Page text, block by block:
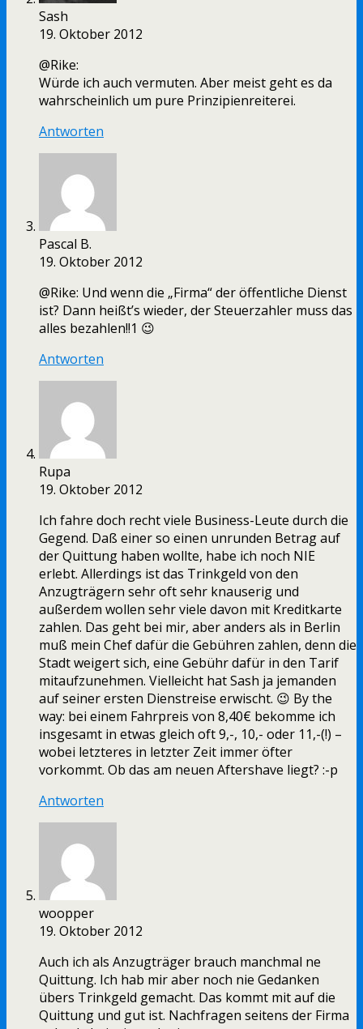
Sash
19. Oktober 2012
@Rike:
Würde ich auch vermuten. Aber meist geht es da
wahrscheinlich um pure Prinzipienreiterei.
Antworten
Pascal B.
19. Oktober 2012
@Rike: Und wenn die „Firma“ der öffentliche Dienst
ist? Dann heißt’s wieder, der Steuerzahler muss das
alles bezahlen!!1 😉
Antworten
Rupa
19. Oktober 2012
Ich fahre doch recht viele Business-Leute durch die
Gegend. Daß einer so einen unrunden Betrag auf
der Quittung haben wollte, habe ich noch NIE
erlebt. Allerdings ist das Trinkgeld von den
Anzugträgern sehr oft sehr knauserig und
außerdem wollen sehr viele davon mit Kreditkarte
zahlen. Das geht bei mir, aber anders als in Berlin
muß mein Chef dafür die Gebühren zahlen, denn die
Stadt weigert sich, eine Gebühr dafür in den Tarif
mitaufzunehmen. Vielleicht hat Sash ja jemanden
auf seiner ersten Dienstreise erwischt. 😉 By the
way: bei einem Fahrpreis von 8,40€ bekomme ich
insgesamt in etwas gleich oft 9,-, 10,- oder 11,-(!) –
wobei letzteres in letzter Zeit immer öfter
vorkommt. Ob das am neuen Aftershave liegt? :-p
Antworten
woopper
19. Oktober 2012
Auch ich als Anzugträger brauch manchmal ne
Quittung. Ich hab mir aber noch nie Gedanken
übers Trinkgeld gemacht. Das kommt mit auf die
Quittung und gut ist. Nachfragen seitens der Firma